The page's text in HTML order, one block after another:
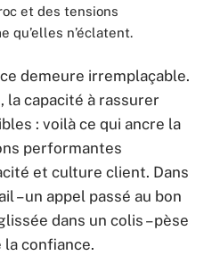
et des tensions
qu’elles n’éclatent.
demeure irremplaçable.
la capacité à rassurer
: voilà ce qui ancre la
performantes
et culture client. Dans
– un appel passé au bon
dans un colis – pèse
la confiance.